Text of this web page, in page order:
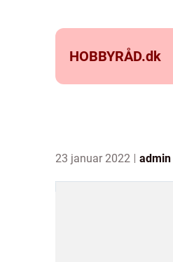
HOBBYRÅD.dk
23 januar 2022 admin